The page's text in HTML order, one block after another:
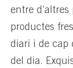
entre
productes
diari i de cap
del dia.